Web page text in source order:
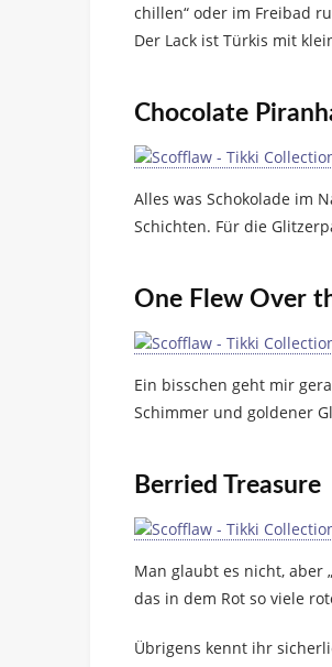
chillen“ oder im Freibad
Der Lack ist Türkis mit
Chocolate
Alles was Schokolade im
Schichten. Für die
One Flew Over
Ein bisschen geht mir
Schimmer und goldener
Berried Treasure
Man glaubt es nicht, aber
das in dem Rot so viele
Übrigens kennt ihr